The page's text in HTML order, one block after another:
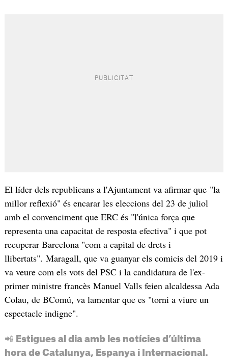
El líder dels republicans a l'Ajuntament va afirmar que "la
millor reflexió" és encarar les eleccions del 23 de juliol
amb el convenciment que ERC és "l'única força que
representa una capacitat de resposta efectiva" i que pot
recuperar Barcelona "com a capital de drets i
llibertats". Maragall, que va guanyar els comicis del 2019 i
va veure com els vots del PSC i la candidatura de l'ex-
primer ministre francès Manuel Valls feien alcaldessa Ada
Colau, de BComú, va lamentar que es "torni a viure un
espectacle indigne".
📲 Estigues al dia amb les notícies d’última
hora de Catalunya, Espanya i Internacional.